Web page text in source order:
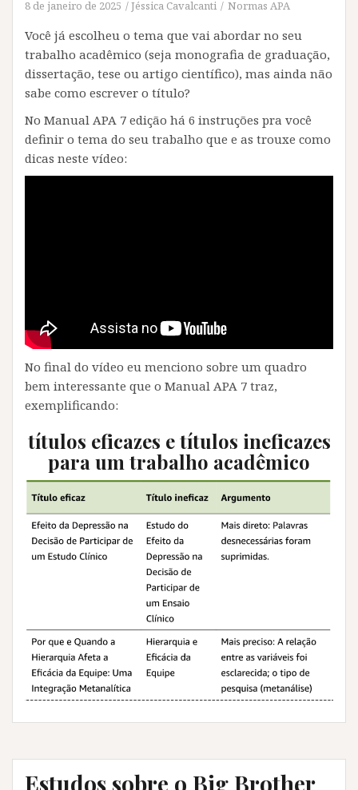
TCC”
8 de janeiro de 2025 Jéssica Cavalcanti Normas APA
Você já escolheu o tema que vai abordar no seu
trabalho acadêmico (seja monografia de graduação,
dissertação, tese ou artigo científico), mas ainda não
sabe como escrever o título?
No Manual APA 7 edição há 6 instruções pra você
definir o tema do seu trabalho que e as trouxe como
dicas neste vídeo:
No final do vídeo eu menciono sobre um quadro
bem interessante que o Manual APA 7 traz,
exemplificando:
títulos eficazes e títulos ineficazes
para um trabalho acadêmico
Estudos sobre o Big Brother